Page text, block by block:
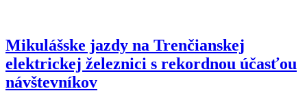
Mikulášske jazdy na Trenčianskej
elektrickej železnici s rekordnou účasťou
návštevníkov